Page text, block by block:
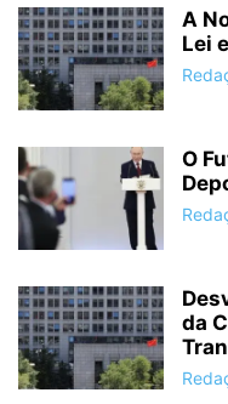
A
Lei
O
da